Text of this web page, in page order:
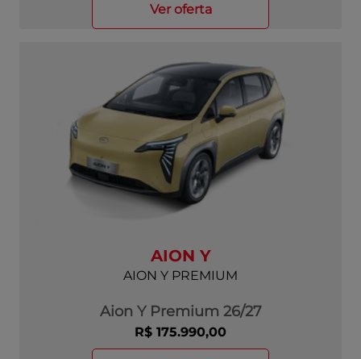
ver oferta
AION Y
AION Y PREMIUM
Aion Y Premium 26/27
R$ 175.990,00